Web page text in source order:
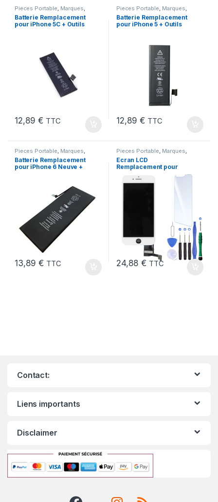
Pieces Portable, Marques,
Apple iPhone 5C Batteries et
chargeurs,Batteries Apple
Batterie Remplacement
pour iPhone 5C + Outils
12,89€ TTC
Pieces Portable, Marques,
Apple iPhone 5 , Batteries et
chargeurs,Batteries Apple
Batterie Remplacement
pour iPhone 5 + Outils
12,89€ TTC
Pieces Portable, Marques,
Apple iPhone 6 , Batteries et
chargeurs,Batteries Apple
Batterie Remplacement
pour iPhone 6 Neuve +
13,89€ TTC
Pieces Portable, Marques,
Apple iPhone 7
Ecran LCD
Remplacement pour
Trempe +Kit
24,88€ TTC
Contact:
Liens importants
Disclaimer